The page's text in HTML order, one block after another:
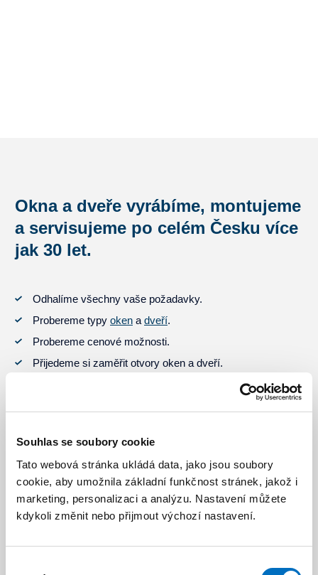
Souhlas se soubory cookie
Tato webová stránka ukládá data, jako jsou soubory
cookie, aby umožnila základní funkčnost stránek, jakož i
marketing, personalizaci a analýzu. Nastavení můžete
kdykoli změnit nebo přijmout výchozí nastavení.
Okna a dveře vyrábíme, montujeme
a servisujeme po celém Česku více
jak 30 let.
Odhalíme všechny vaše požadavky.
Probereme typy oken a dveří.
Probereme cenové možnosti.
Přijedeme si zaměřit otvory oken a dveří.
S čím vším vám pomůžeme